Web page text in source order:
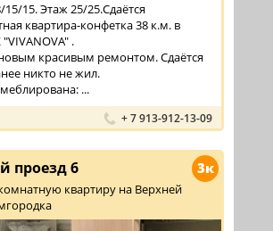
15. Этаж 25/25.Сдаётся
квартира-конфетка 38 к.м. в
.
красивым ремонтом. Сдаётся
никто не жил.
...
+ 7 913-912-13-09
3к
проезд 6
квартиру на Верхней